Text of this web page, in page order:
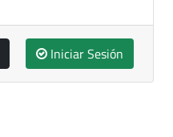
Iniciar Sesión